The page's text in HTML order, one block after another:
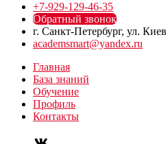
+7-929-129-46-35
Обратный звонок
г. Санкт-Петербург, ул.
academsmart@yandex.ru
Главная
База знаний
Обучение
Профиль
Контакты